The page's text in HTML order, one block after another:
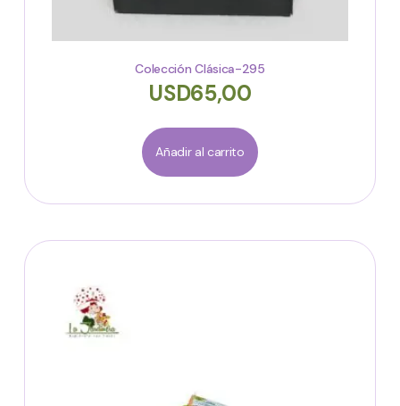
Colección Clásica-295
USD65,00
Añadir al carrito